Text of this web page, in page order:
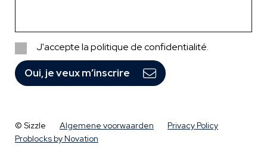
Politique
de
confidentialité
J'accepte la politique de confidentialité.
© Sizzle Algemene voorwaarden
Privacy Policy
Problocks by Novation